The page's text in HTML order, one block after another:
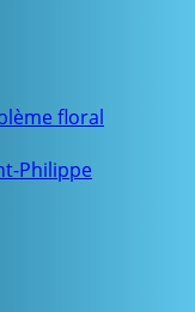
floral
Philippe